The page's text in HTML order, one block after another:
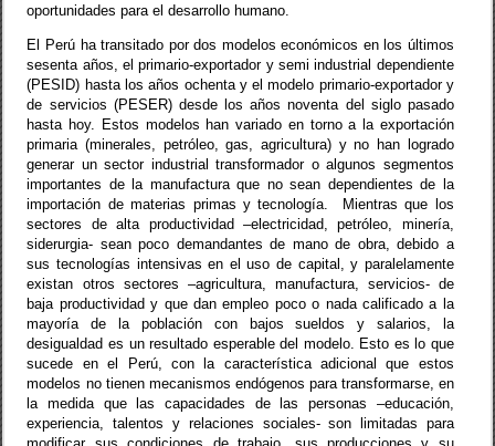
oportunidades para el desarrollo humano.
El Perú ha transitado por dos modelos económicos en los últimos
sesenta años, el primario-exportador y semi industrial dependiente
(PESID) hasta los años ochenta y el modelo primario-exportador y
de servicios (PESER) desde los años noventa del siglo pasado
hasta hoy. Estos modelos han variado en torno a la exportación
primaria (minerales, petróleo, gas, agricultura) y no han logrado
generar un sector industrial transformador o algunos segmentos
importantes de la manufactura que no sean dependientes de la
importación de materias primas y tecnología.
Mientras que los
sectores de alta productividad –electricidad, petróleo, minería,
siderurgia- sean poco demandantes de mano de obra, debido a
sus tecnologías intensivas en el uso de capital, y paralelamente
existan otros sectores –agricultura, manufactura, servicios- de
baja productividad y que dan empleo poco o nada calificado a la
mayoría de la población con bajos sueldos y salarios, la
desigualdad es un resultado esperable del modelo. Esto es lo que
sucede en el Perú, con la característica adicional que estos
modelos no tienen mecanismos endógenos para transformarse, en
la medida que las capacidades de las personas –educación,
experiencia, talentos y relaciones sociales- son limitadas para
modificar sus condiciones de trabajo, sus producciones y su